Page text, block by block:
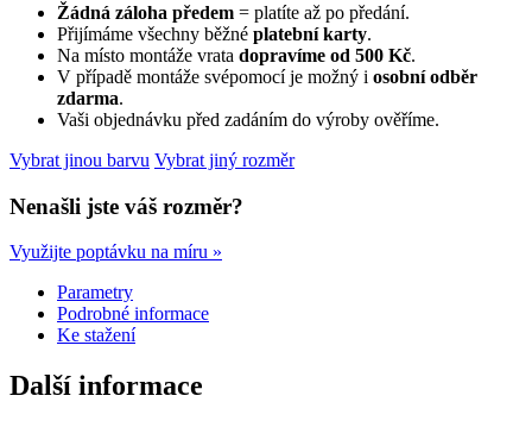
405×215
elektrickým
pohonem
množství
Žádná záloha předem = platíte až po předání.
Přijímáme všechny běžné platební karty.
Na místo montáže vrata dopravíme od 500 Kč.
V případě montáže svépomocí je možný i osobní odběr
zdarma.
Vaši objednávku před zadáním do výroby ověříme.
Vybrat jinou barvu Vybrat jiný rozměr
Nenašli jste váš rozměr?
Využijte poptávku na míru »
Parametry
Podrobné informace
Ke stažení
Další informace